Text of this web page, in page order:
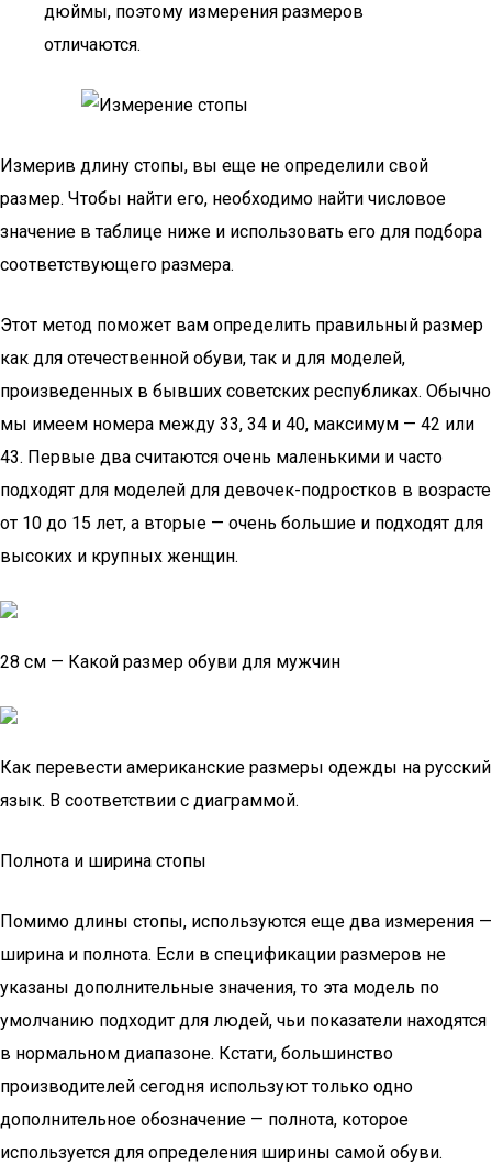
дюймы, поэтому измерения размеров
отличаются.
Измерив длину стопы, вы еще не определили свой
размер. Чтобы найти его, необходимо найти числовое
значение в таблице ниже и использовать его для подбора
соответствующего размера.
Этот метод поможет вам определить правильный размер
как для отечественной обуви, так и для моделей,
произведенных в бывших советских республиках. Обычно
мы имеем номера между 33, 34 и 40, максимум — 42 или
43. Первые два считаются очень маленькими и часто
подходят для моделей для девочек-подростков в возрасте
от 10 до 15 лет, а вторые — очень большие и подходят для
высоких и крупных женщин.
28 см — Какой размер обуви для мужчин
Как перевести американские размеры одежды на русский
язык. В соответствии с диаграммой.
Полнота и ширина стопы
Помимо длины стопы, используются еще два измерения —
ширина и полнота. Если в спецификации размеров не
указаны дополнительные значения, то эта модель по
умолчанию подходит для людей, чьи показатели находятся
в нормальном диапазоне. Кстати, большинство
производителей сегодня используют только одно
дополнительное обозначение — полнота, которое
используется для определения ширины самой обуви.